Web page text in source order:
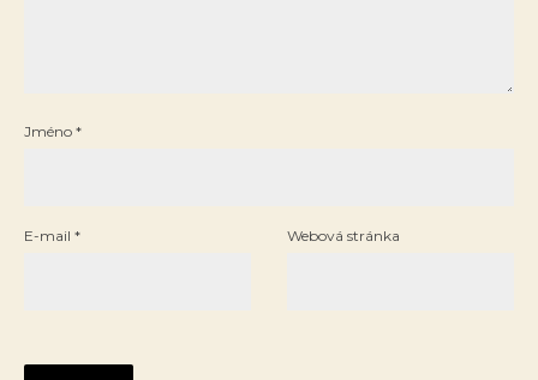
Jméno *
E-mail * Webová stránka